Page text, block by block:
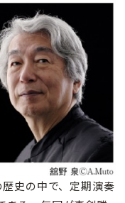
史の中で、定期演奏